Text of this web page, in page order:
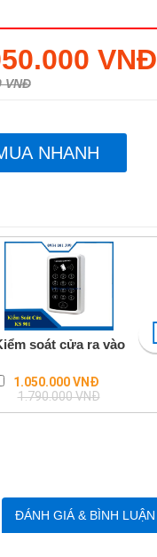
VNĐ
VNĐ
NHANH
soát cửa ra vào
1.050.000 VNĐ
price
1.790.000 VNĐ
ĐÁNH GIÁ & BÌNH LUẬN